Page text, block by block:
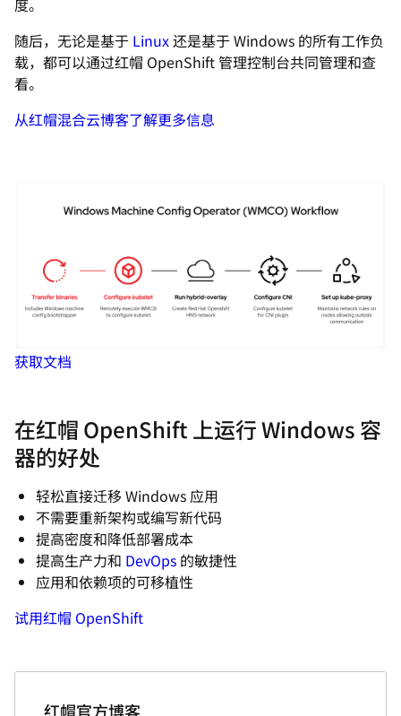
度。
随后，无论是基于 Linux还是基于 Windows 的所有工作负
载，都可以通过红帽 OpenShift 管理控制台共同管理和查
看。
从红帽混合云博客了解更多信息
获取文档
在红帽 OpenShift 上运行 Windows 容
器的好处
轻松直接迁移 Windows 应用
不需要重新架构或编写新代码
提高密度和降低部署成本
提高生产力和 DevOps 的敏捷性
应用和依赖项的可移植性
试用红帽 OpenShift
红帽官方博客